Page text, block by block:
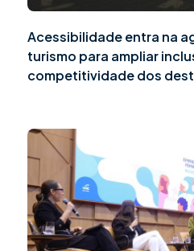
Acessibilidade entra na
turismo para ampliar
competitividade dos